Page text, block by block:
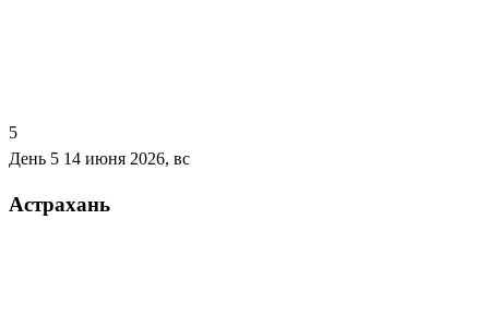
5
День 5 14 июня 2026, вс
Астрахань